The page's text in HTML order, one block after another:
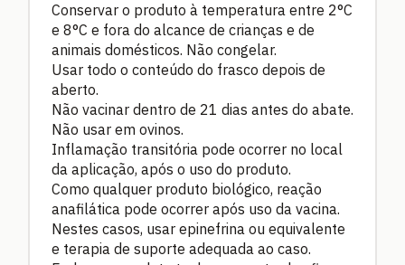
Conservar o produto à temperatura entre 2°C
e 8°C e fora do alcance de crianças e de
animais domésticos. Não congelar.
Usar todo o conteúdo do frasco depois de
aberto.
Não vacinar dentro de 21 dias antes do abate.
Não usar em ovinos.
Inflamação transitória pode ocorrer no local
da aplicação, após o uso do produto.
Como qualquer produto biológico, reação
anafilática pode ocorrer após uso da vacina.
Nestes casos, usar epinefrina ou equivalente
e terapia de suporte adequada ao caso.